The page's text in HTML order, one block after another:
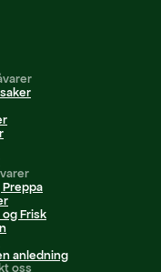
Frisk
anledning
oss